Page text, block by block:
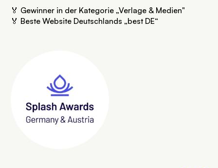
🏅 Gewinner in der Kategorie „Verlage & Medien"
🏅 Beste Website Deutschlands „best DE“